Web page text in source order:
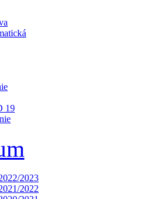
19
2023
2022